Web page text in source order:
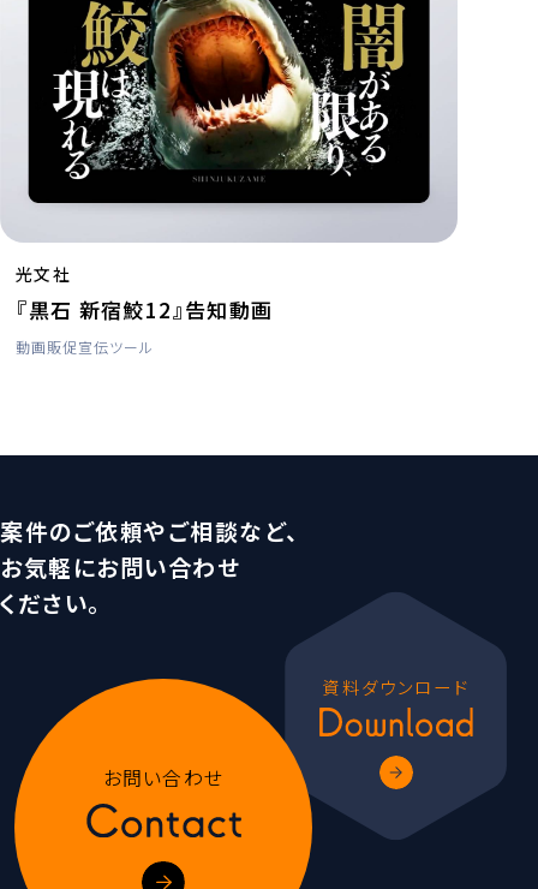
光文社
『黒石 新宿鮫12』告知動画
動画販促宣伝ツール
案件のご依頼やご相談など、
お気軽にお問い合わせ
ください。
お問い合わせ
資料ダウンロード